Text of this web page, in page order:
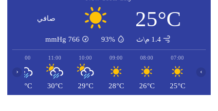
25°C صافي
1.4 م\ث 93%
766
mmHg
07:00
25°C
08:00
26°C
09:00
28°C
10:00
29°C
11:00
30°C
12:00
31°C
‹ ›